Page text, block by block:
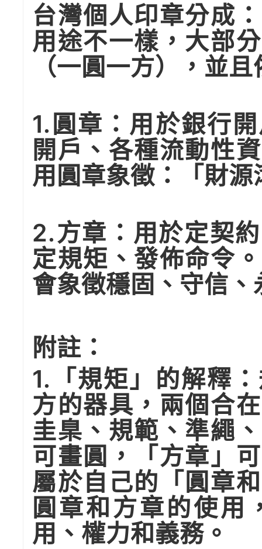
台灣個人印章分成
用途不一樣，大部
（一圓一方），並
1.圓章：用於銀行
開戶、各種流動性
用圓章象徵：「財
2.方章：用於定契
定規矩、發佈命令
會象徵穩固、守信
附註：
1.「規矩」的解釋
方的器具，兩個合
圭臬、規範、準繩
可畫圓，「方章」
屬於自己的「圓章
圓章和方章的使用
用、權力和義務。